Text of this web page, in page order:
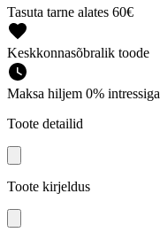
Tasuta tarne alates 60€
Keskkonnasõbralik toode
Maksa hiljem 0% intressiga
Toote detailid
Toote kirjeldus